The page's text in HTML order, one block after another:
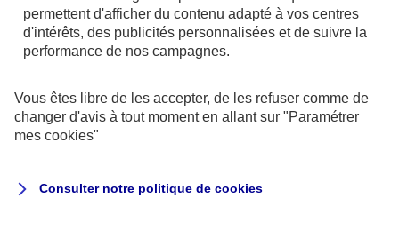
AXA Assistance France Assurances,
S.A au capital de 51 429 430,40 €,
Siège social :
8-10, rue Paul Vaillant Couturier
permettent d'afficher du contenu adapté à vos centres
d'intérêts, des publicités personnalisées et de suivre la
performance de nos campagnes.
Vous êtes libre de les accepter, de les refuser comme de
changer d'avis à tout moment en allant sur "Paramétrer
mes cookies"
Consulter notre politique de cookies